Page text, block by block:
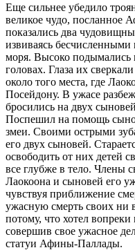
Еще сильнее убедило
великое чудо, посланное
показались два
извиваясь бесчисленными
моря. Высоко подымались
головах. Глаза их
около того места, где
Посейдону. В ужасе
бросились на двух
Поспешил на помощь
змеи. Своими острыми
его двух сыновей.
освободить от них детей
все глубже в тело. Члены
Лаокоона и сыновей его
чувствуя приближение
ужасную смерть своих ни
потому, что хотел
совершив свое ужасное
статуи Афины-Паллады.